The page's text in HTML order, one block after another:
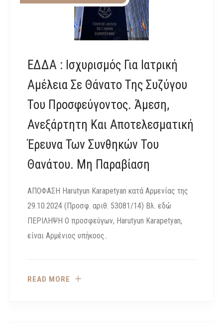
ΕΔΔΑ : Ισχυρισμός Για Ιατρική
Αμέλεια Σε Θάνατο Της Συζύγου
Του Προσφεύγοντος. Άμεση,
Ανεξάρτητη Και Αποτελεσματική
Έρευνα Των Συνθηκών Του
Θανάτου. Μη Παραβίαση
ΑΠΟΦΑΣΗ Harutyun Karapetyan κατά Αρμενίας της
29.10.2024 (Προσφ. αριθ. 53081/14) Βλ. εδώ
ΠΕΡΙΛΗΨΗ Ο προσφεύγων, Harutyun Karapetyan,
είναι Αρμένιος υπήκοος..
READ MORE